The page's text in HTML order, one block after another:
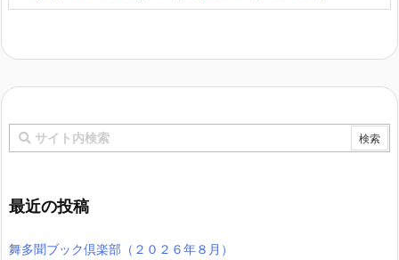
最近の投稿
舞多聞ブック倶楽部（２０２６年８月）